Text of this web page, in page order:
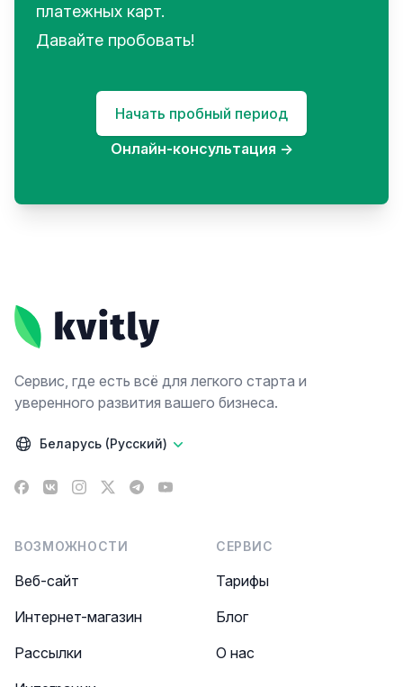
платежных карт.
Давайте пробовать!
Начать пробный период
Онлайн-консультация →
Сервис, где есть всё для легкого старта и
уверенного развития вашего бизнеса.
Беларусь (Русский)
Facebook
VK Instagram
X TelegramYouTube
ВОЗМОЖНОСТИ
Веб-сайт
Интернет-магазин
Рассылки
СЕРВИС
Тарифы
Блог
О нас